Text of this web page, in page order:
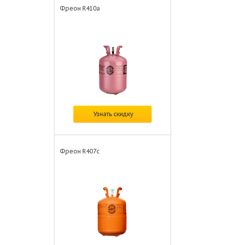
Фреон R410а
Цена: от6 000 ₽/шт.
Узнать скидку
Фреон R407с